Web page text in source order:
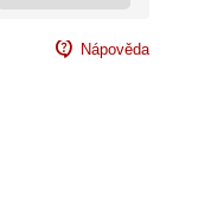
contact_support Nápověda